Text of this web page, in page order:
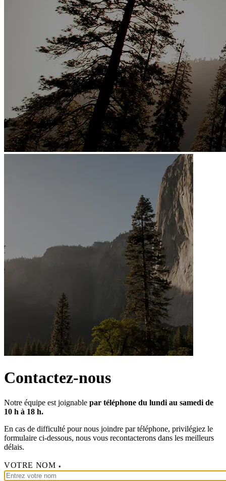
Contactez-nous
Notre équipe est joignable par téléphone du lundi au samedi de
10 h à 18 h.
En cas de difficulté pour nous joindre par téléphone, privilégiez le
formulaire ci-dessous, nous vous recontacterons dans les meilleurs
délais.
VOTRE NOM